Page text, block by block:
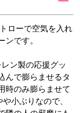
ローで空気を入れ
ンです。
ン製の応援グッ
んで膨らませるタ
時のみ膨らませて
小ぶりなので、